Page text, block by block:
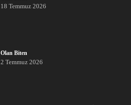
18 Temmuz 2026
Olan Biten
2 Temmuz 2026